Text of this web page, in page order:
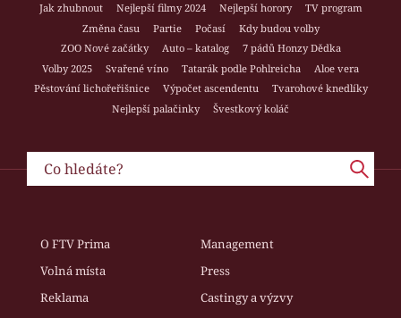
Jak zhubnout Nejlepší filmy 2024 Nejlepší horory
TV program
Změna času
Partie Počasí
Kdy budou volby
ZOO Nové začátky
Auto – katalog
7 pádů Honzy Dědka
Volby 2025
Svařené víno Tatarák podle Pohlreicha
Aloe vera
Pěstování lichořeřišnice
Výpočet ascendentu
Tvarohové knedlíky
Nejlepší palačinky
Švestkový koláč
O FTV Prima
Management
Volná místa
Press
Reklama
Castingy a výzvy